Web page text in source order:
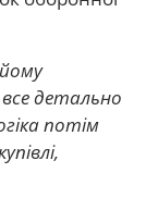
детально
потім